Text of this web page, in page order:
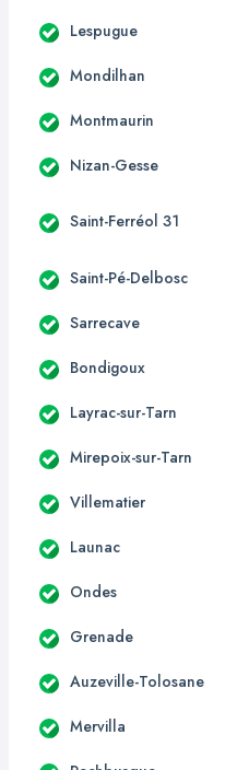
Lespugue
Mondilhan
Montmaurin
Nizan-Gesse
Saint-Ferréol 31
Saint-Pé-Delbosc
Sarrecave
Bondigoux
Layrac-sur-Tarn
Mirepoix-sur-Tarn
Villematier
Launac
Ondes
Grenade
Auzeville-Tolosane
Mervilla